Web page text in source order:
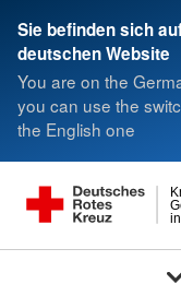
Sie befinden sich
deutschen Website
You are on the
you can use the
the English one